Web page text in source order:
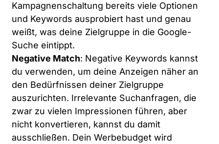
Kampagnenschaltung bereits viele Optionen
und Keywords ausprobiert hast und genau
weißt, was deine Zielgruppe in die Google-
Suche eintippt.
Negative Match: Negative Keywords kannst
du verwenden, um deine Anzeigen näher an
den Bedürfnissen deiner Zielgruppe
auszurichten. Irrelevante Suchanfragen, die
zwar zu vielen Impressionen führen, aber
nicht konvertieren, kannst du damit
ausschließen. Dein Werbebudget wird